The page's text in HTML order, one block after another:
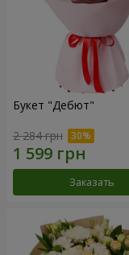
Букет "Дебют"
2 284 грн
Заказать